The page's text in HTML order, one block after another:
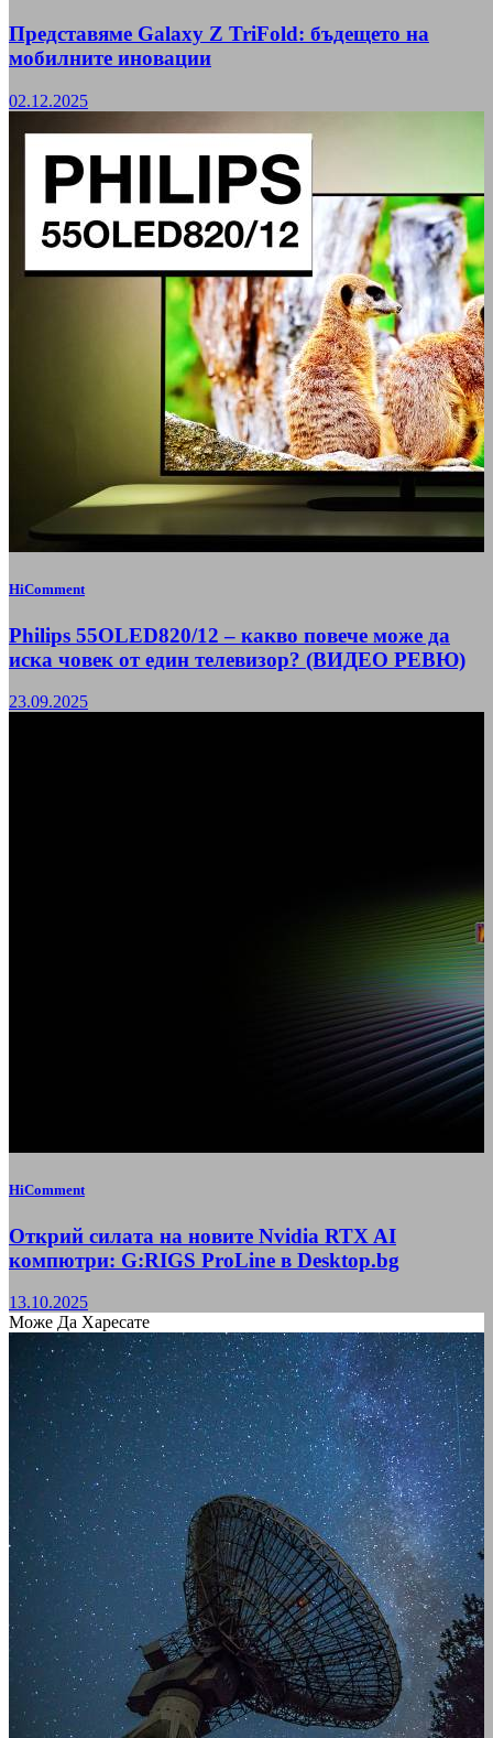
Представяме Galaxy Z TriFold: бъдещето на
мобилните иновации
02.12.2025
HiComment
Philips 55OLED820/12 – какво повече може да
иска човек от един телевизор? (ВИДЕО РЕВЮ)
23.09.2025
HiComment
Открий силата на новите Nvidia RTX AI
компютри: G:RIGS ProLine в Desktop.bg
13.10.2025
Може Да Харесате